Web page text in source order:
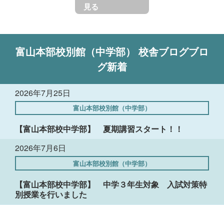
見る
富山本部校別館（中学部） 校舎ブログブロ
グ新着
2026年7月25日
富山本部校別館（中学部）
【富山本部校中学部】 夏期講習スタート！！
2026年7月6日
富山本部校別館（中学部）
【富山本部校中学部】 中学３年生対象 入試対策特
別授業を行いました